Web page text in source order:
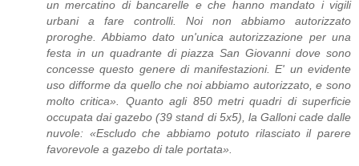
un mercatino di bancarelle e che hanno mandato i vigili
urbani a fare controlli. Noi non abbiamo autorizzato
proroghe. Abbiamo dato un'unica autorizzazione per una
festa in un quadrante di piazza San Giovanni dove sono
concesse questo genere di manifestazioni. E' un evidente
uso difforme da quello che noi abbiamo autorizzato, e sono
molto critica». Quanto agli 850 metri quadri di superficie
occupata dai gazebo (39 stand di 5x5), la Galloni cade dalle
nuvole: «Escludo che abbiamo potuto rilasciato il parere
favorevole a gazebo di tale portata».